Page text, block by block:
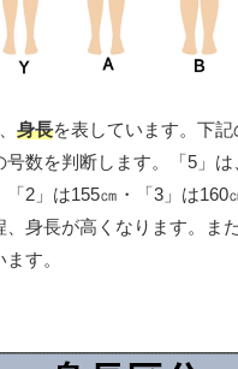
身長を表しています。下記
数を判断します。「5」は
「2」は155㎝・「3」は160
、身長が高くなります。ま
す。